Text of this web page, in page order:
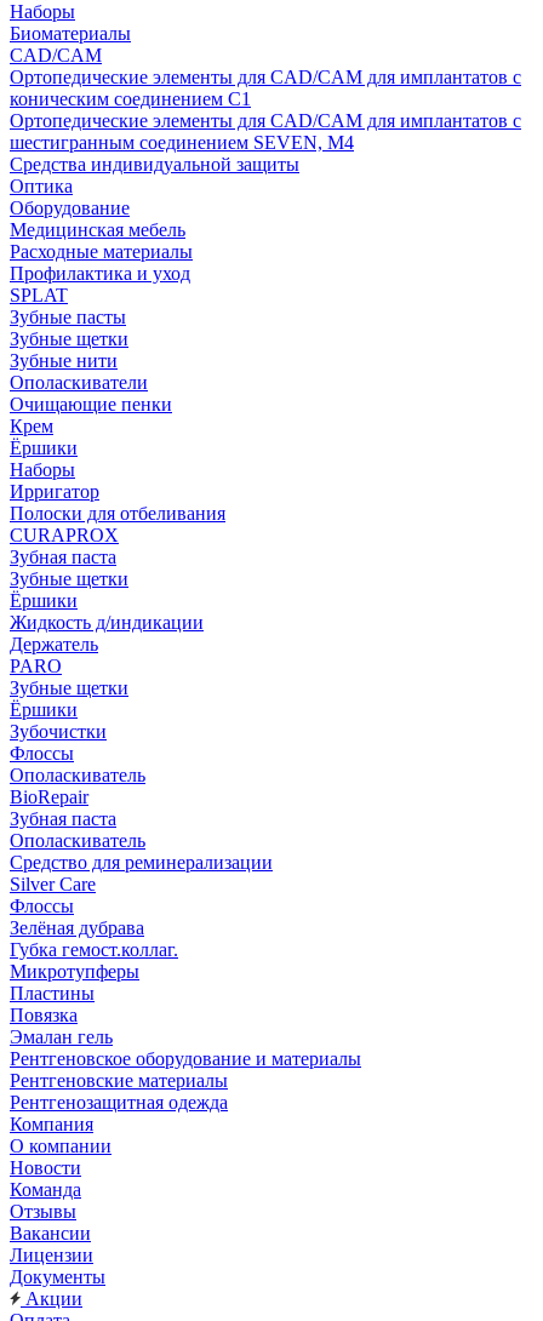
Наборы
Биоматериалы
CAD/CAM
Ортопедические элементы для CAD/CAM для имплантатов с
коническим соединением С1
Ортопедические элементы для CAD/CAM для имплантатов с
шестигранным соединением SEVEN, М4
Средства индивидуальной защиты
Оптика
Оборудование
Медицинская мебель
Расходные материалы
Профилактика и уход
SPLAT
Зубные пасты
Зубные щетки
Зубные нити
Ополаскиватели
Очищающие пенки
Крем
Ёршики
Наборы
Ирригатор
Полоски для отбеливания
CURAPROX
Зубная паста
Зубные щетки
Ёршики
Жидкость д/индикации
Держатель
PARO
Зубные щетки
Ёршики
Зубочистки
Флоссы
Ополаскиватель
BioRepair
Зубная паста
Ополаскиватель
Средство для реминерализации
Silver Care
Флоссы
Зелёная дубрава
Губка гемост.коллаг.
Микротупферы
Пластины
Повязка
Эмалан гель
Рентгеновское оборудование и материалы
Рентгеновские материалы
Рентгенозащитная одежда
Компания
О компании
Новости
Команда
Отзывы
Вакансии
Лицензии
Документы
Акции